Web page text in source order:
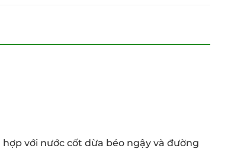
với nước cốt dừa béo ngậy và đường